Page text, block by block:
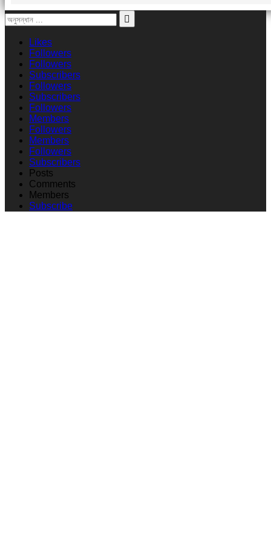
Likes
Followers
Followers
Subscribers
Followers
Subscribers
Followers
Members
Followers
Members
Followers
Subscribers
Posts
Comments
Members
Subscribe